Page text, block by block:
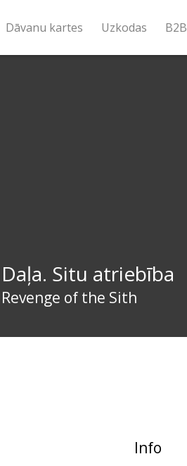
Dāvanu kartes Uzkodas B2B
Situ atriebība
of the Sith
Info